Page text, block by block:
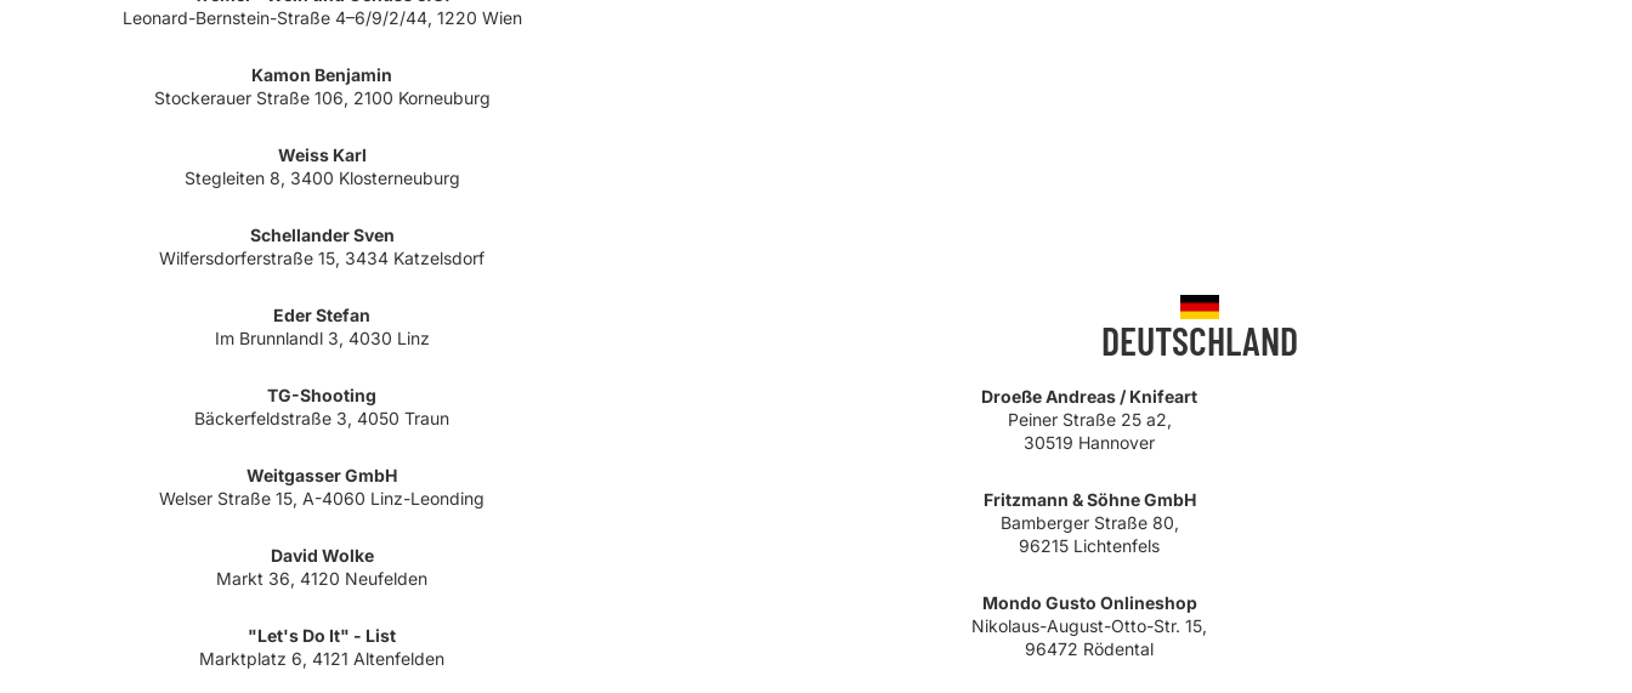
Leonard-Bernstein-Straße 4–6/9/2/44, 1220 Wien
Kamon Benjamin
Stockerauer Straße 106, 2100 Korneuburg
Weiss Karl
Stegleiten 8, 3400 Klosterneuburg
Schellander Sven
Wilfersdorferstraße 15, 3434 Katzelsdorf
Eder Stefan
Im Brunnlandl 3, 4030 Linz
TG-Shooting
Bäckerfeldstraße 3, 4050 Traun
Weitgasser GmbH
Welser Straße 15, A-4060 Linz-Leonding
David Wolke
Markt 36, 4120 Neufelden
"Let's Do It" - List
Marktplatz 6, 4121 Altenfelden
DEUTSCHLAND
Droeße Andreas / Knifeart
Peiner Straße 25 a2,
30519 Hannover
Fritzmann & Söhne GmbH
Bamberger Straße 80,
96215 Lichtenfels
Mondo Gusto Onlineshop
Nikolaus-August-Otto-Str. 15,
96472 Rödental